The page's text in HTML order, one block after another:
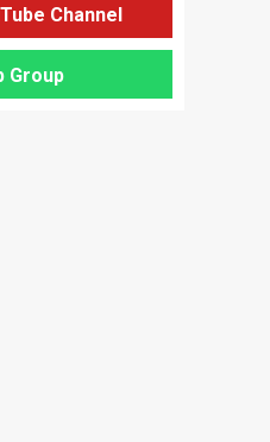
Channel
Group